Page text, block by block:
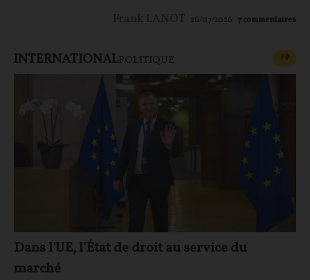
Frank LANOT 26/07/2026 7commentaires
INTERNATIONALPOLITIQUE FP
Dans l'UE, l'État de droit au service du
marché